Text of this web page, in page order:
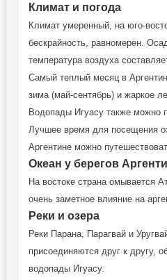
Климат и погода
Климат умеренный, на юго-
бескрайность, равномерен.
температура воздуха
Самый теплый месяц в
зима (май-сентябрь) и жаркое
Водопады Игуасу также можно
Лучшее время для посещения
Аргентине можно
Океан у берегов
На востоке страна омывается
очень заметное влияние на
Реки и озера
Реки Парана, Парагвай и
присоединяются друг к другу,
водопады Игуасу.